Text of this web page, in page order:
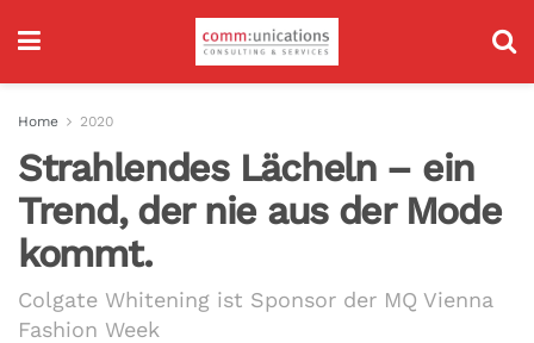
Home 2020
Strahlendes Lächeln – ein
Trend, der nie aus der Mode
kommt.
Colgate Whitening ist Sponsor der MQ Vienna
Fashion Week